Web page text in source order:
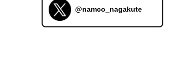
@namco_nagakute